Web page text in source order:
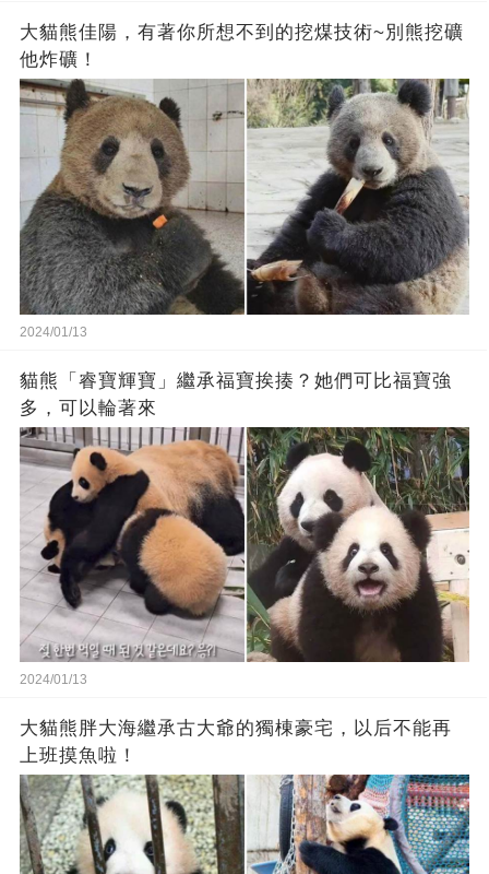
大貓熊佳陽，有著你所想不到的挖煤技術~別熊挖礦
他炸礦！
2024/01/13
貓熊「睿寶輝寶」繼承福寶挨揍？她們可比福寶強
多，可以輪著來
2024/01/13
大貓熊胖大海繼承古大爺的獨棟豪宅，以后不能再
上班摸魚啦！